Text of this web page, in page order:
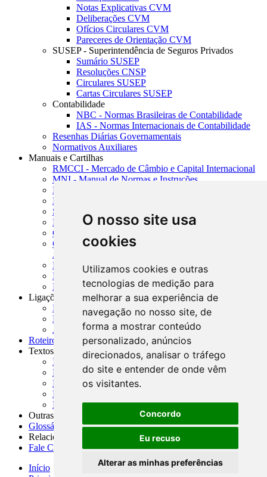
O nosso site usa
cookies
Utilizamos cookies e outras
tecnologias de medição para
melhorar a sua experiência de
navegação no nosso site, de
forma a mostrar conteúdo
personalizado, anúncios
direcionados, analisar o tráfego
do site e entender de onde vêm
os visitantes.
Concordo
Eu recuso
Alterar as minhas preferências
Notas Explicativas CVM
Deliberações CVM
Ofícios Circulares CVM
Pareceres de Orientação CVM
SUSEP - Superintendência de Seguros Privados
Sumário SUSEP
Resoluções CNSP
Circulares SUSEP
Cartas Circulares SUSEP
Contabilidade
NBC - Normas Brasileiras de Contabilidade
IAS - Normas Internacionais de Contabilidade
Resenhas Diárias Governamentais
Normativos Auxiliares
Manuais e Cartilhas
RMCCI - Mercado de Câmbio e Capital Internacional
MNI - Manual de Normas e Instruções
MTVM - Manual de Títulos e Valores Mobiliários
MCR - Manual de Crédito Rural
SISORF - Manual de Organização do SFN
MASUP - Manual de Supervisão Bancária
CADOC - Catálogo de Documentos
CNAE-CONCLA - Classificação Nacional de
Atividades Econômicas
PMF - Cartilhas do BCB
Manuais Auxiliares do BCB e Cosif-e
Resenhas Diárias Governamentais
Ligações Externas
Links Úteis
Presidência da República
Agências Nacionais Reguladoras
Roteiros para Estudos
Textos
Índice de Textos
Editorial
Monografias
Na Imprensa
Fórum de Discussão
Outras ferramentas
Glossário
Relacionamento
Fale Conosco
Início